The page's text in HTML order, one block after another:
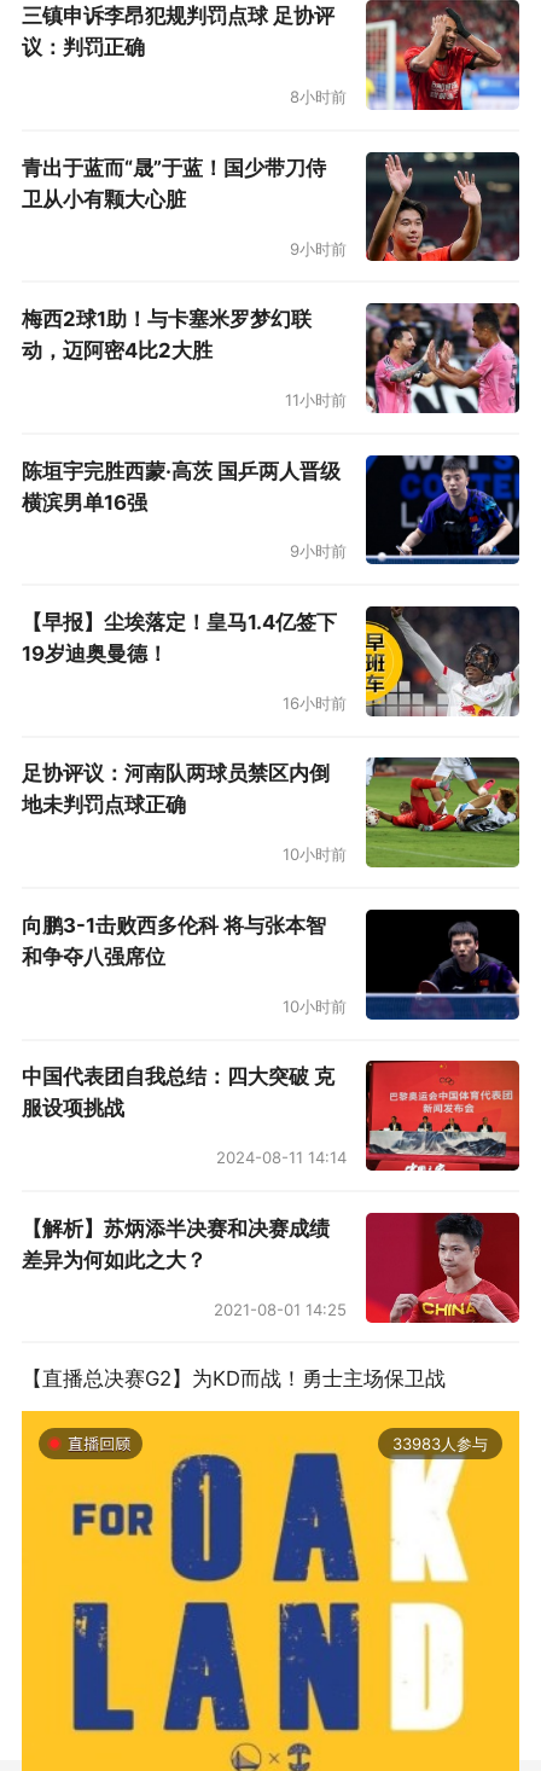
三镇申诉李昂犯规判罚点球 足协评
议：判罚正确
8小时前
青出于蓝而“晟”于蓝！国少带刀侍
卫从小有颗大心脏
9小时前
梅西2球1助！与卡塞米罗梦幻联
动，迈阿密4比2大胜
11小时前
陈垣宇完胜西蒙·高茨 国乒两人晋级
横滨男单16强
9小时前
【早报】尘埃落定！皇马1.4亿签下
19岁迪奥曼德！
16小时前
足协评议：河南队两球员禁区内倒
地未判罚点球正确
10小时前
向鹏3-1击败西多伦科 将与张本智
和争夺八强席位
10小时前
中国代表团自我总结：四大突破 克
服设项挑战
2024-08-11 14:14
【解析】苏炳添半决赛和决赛成绩
差异为何如此之大？
2021-08-01 14:25
【直播总决赛G2】为KD而战！勇士主场保卫战
33983人参与
2019-06-14 01:03